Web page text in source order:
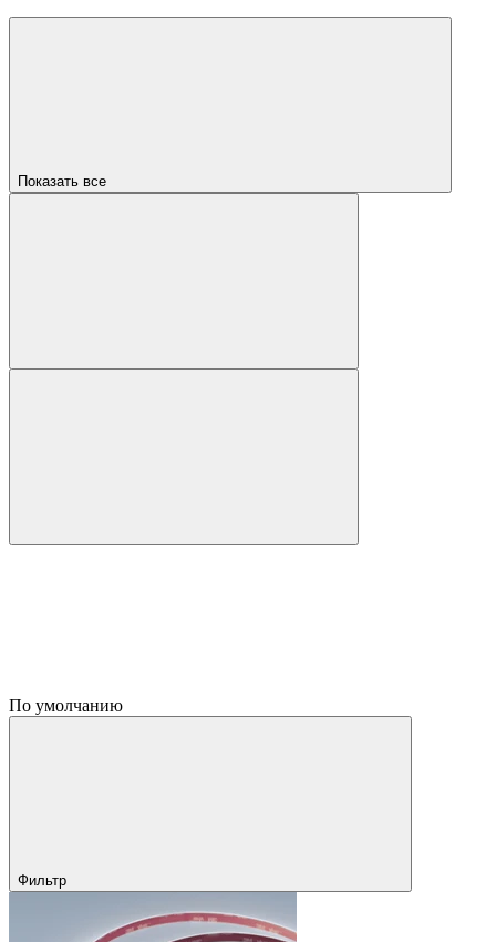
Показать все
По умолчанию
Фильтр